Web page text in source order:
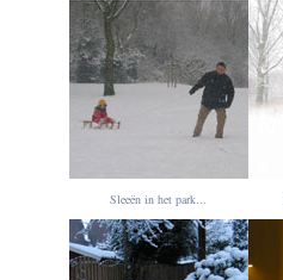
Sleeën in het park...